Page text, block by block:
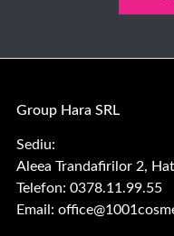
Group Hara SRL
Sediu:
Aleea Trandafirilor 2,
Telefon: 0378.11.99.55
Email: